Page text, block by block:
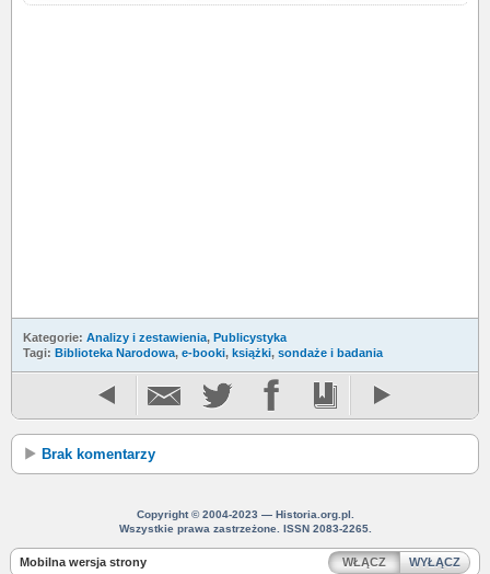
Kategorie: Analizy i zestawienia, Publicystyka
Tagi: Biblioteka Narodowa, e-booki, książki, sondaże i badania
Brak komentarzy
Copyright © 2004-2023 — Historia.org.pl.
Wszystkie prawa zastrzeżone. ISSN 2083-2265.
Mobilna wersja strony WŁĄCZ WYŁĄCZ